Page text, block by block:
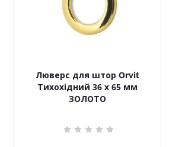
Люверс для штор Orvit
Тихохідний 36 х 65 мм
ЗОЛОТО